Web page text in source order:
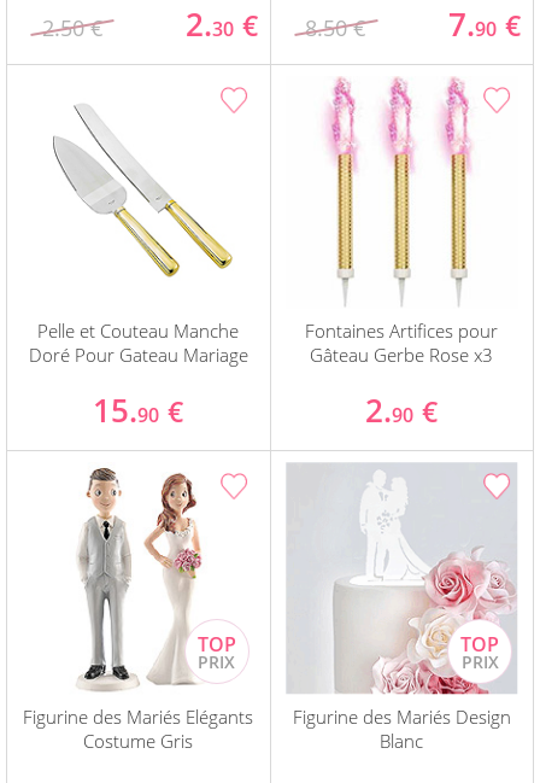
2.50 € 2.30 € 8.50 € 7.90 €
Pelle et Couteau Manche
Doré Pour Gateau Mariage
15.90 €
Fontaines Artifices pour
Gâteau Gerbe Rose x3
2.90 €
Figurine des Mariés Elégants
Costume Gris
Figurine des Mariés Design
Blanc